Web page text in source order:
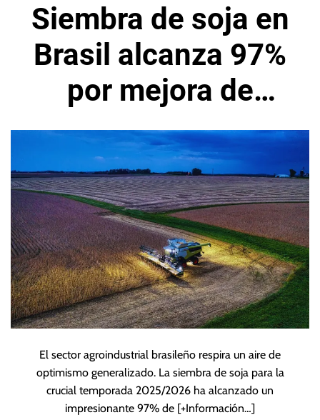
Siembra de soja en
Brasil alcanza 97%
por mejora de
precipitaciones
El sector agroindustrial brasileño respira un aire de
optimismo generalizado. La siembra de soja para la
crucial temporada 2025/2026 ha alcanzado un
impresionante 97% de [+Información…]